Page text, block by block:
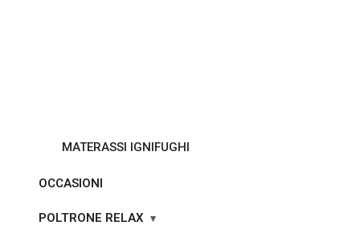
MATERASSI IGNIFUGHI
OCCASIONI
POLTRONE RELAX